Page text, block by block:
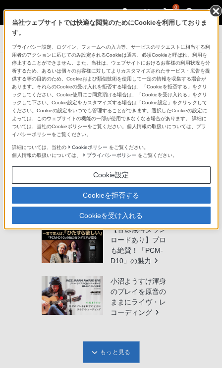
0
ICレコーダー／集音器
商品一覧：リニアPCMレコーダー
関連コンテンツ
リニアPCMレコー
ダー「PCM-A10」
音
PCM-D10開発者と
ソニー・ミュージ
ックエンジニアの
スペシャルインタ
ビュー
【音源無料ダウン
ロードあり】プロ
も絶賛！「PCM-
D10」の魅力
小沼ようすけ渾身
のプレイを原音の
ままにライヴ・レ
コーディング
もっと見る
当社ウェブサイトでは快適な閲覧のためにCookieを利用しておりま
す。
プライバシー設定、ログイン、フォームへの入力等、サービスのリクエストに相当する利
用者のアクションに応じてのみ設定されるCookieは通常、必須Cookieと呼ばれ、利用を
停止することができません。また、当社は、ウェブサイトにおけるお客様の利用状況を分
析するため、あるいは個々のお客様に対してよりカスタマイズされたサービス・広告を提
供する等の目的のため、Cookieおよび類似技術を使用して一定の情報を収集する場合が
あります。それらのCookieの受け入れを拒否する場合は、「Cookieを拒否する」をクリ
ックしてください。Cookie使用にご同意頂ける場合は、「Cookieを受け入れる」をクリ
ックして下さい。Cookie設定をカスタマイズする場合は「Cookie設定」をクリックして
ください。Cookieの設定をいつでも管理することができます。選択したCookieの設定に
よっては、このウェブサイトの機能の一部が使用できなくなる場合があります。 詳細に
ついては、当社のCookieポリシーをご覧ください。個人情報の取扱いについては、プラ
イバシーポリシーをご覧ください。
詳細については、当社の Cookieポリシー をご覧ください。
個人情報の取扱いについては、
プライバシーポリシー をご覧ください。
Cookie設定
Cookieを拒否する
Cookieを受け入れる